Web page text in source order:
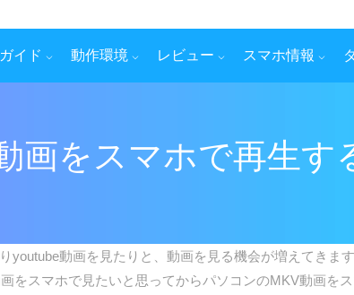
ガイド 動作環境 レビュー スマホ情報
画をスマホで再生す
動画を見たりと、動画を見る機会が増えてきま
をスマホで見たいと思ってからパソコンのMKV動画を